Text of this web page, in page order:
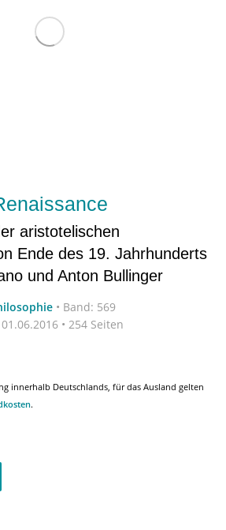
aristotelischen
Ende des 19. Jahrhunderts
und Anton Bullinger
• Band: 569
01.06.2016 • 254 Seiten
innerhalb Deutschlands, für das Ausland gelten
.